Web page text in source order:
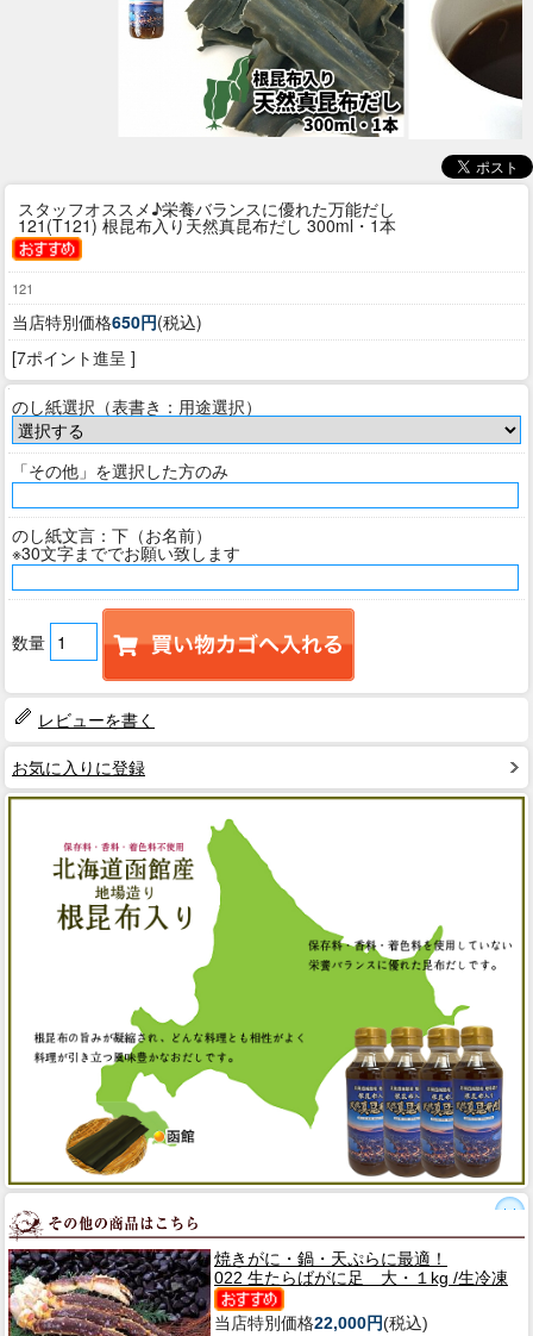
スタッフオススメ♪栄養バランスに優れた万能だし
121(T121) 根昆布入り天然真昆布だし 300ml・1本
121
当店特別価格650円(税込)
[7ポイント進呈 ]
のし紙選択（表書き：用途選択）
「その他」を選択した方のみ
のし紙文言：下（お名前）
※30文字まででお願い致します
数量
レビューを書く
お気に入りに登録
焼きがに・鍋・天ぷらに最適！
022 生たらばがに足 大・１kg /生冷凍
当店特別価格22,000円(税込)